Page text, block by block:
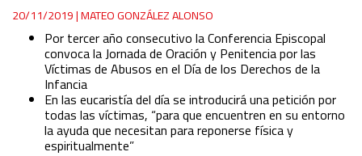
20/11/2019|MATEO GONZÁLEZ ALONSO
Por tercer año consecutivo la Conferencia Episcopal
convoca la Jornada de Oración y Penitencia por las
Víctimas de Abusos en el Día de los Derechos de la
Infancia
En las eucaristía del día se introducirá una petición por
todas las víctimas, “para que encuentren en su entorno
la ayuda que necesitan para reponerse física y
espiritualmente”